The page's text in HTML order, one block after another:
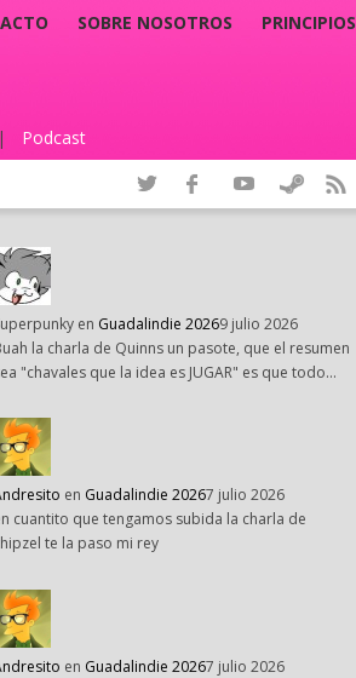
SOBRE NOSOTROS PRINCIPIOS
| Podcast
en Guadalindie 20269 julio 2026
la charla de Quinns un pasote, que el resumen
"chavales que la idea es JUGAR" es que todo…
en Guadalindie 20267 julio 2026
cuantito que tengamos subida la charla de
te la paso mi rey
en Guadalindie 20267 julio 2026